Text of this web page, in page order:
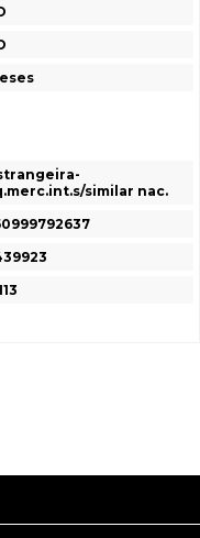
similar nac.